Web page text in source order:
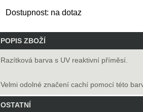
Dostupnost: na dotaz
POPIS ZBOŽÍ
Razítková barva s UV reaktivní příměsí.
Velmi odolné značení cachí pomocí této
OSTATNÍ